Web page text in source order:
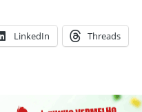
LinkedIn Threads